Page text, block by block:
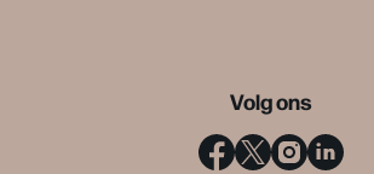
Volg ons